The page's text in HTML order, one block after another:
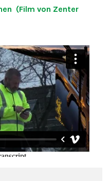
(Film von Zenter